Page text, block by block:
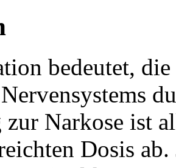
bedeutet,
zur Narkose ist
Dosis